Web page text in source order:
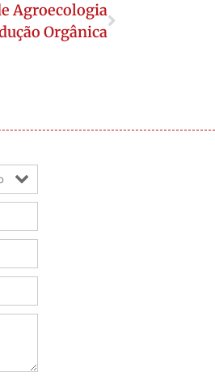
Agroecologia
Orgânica